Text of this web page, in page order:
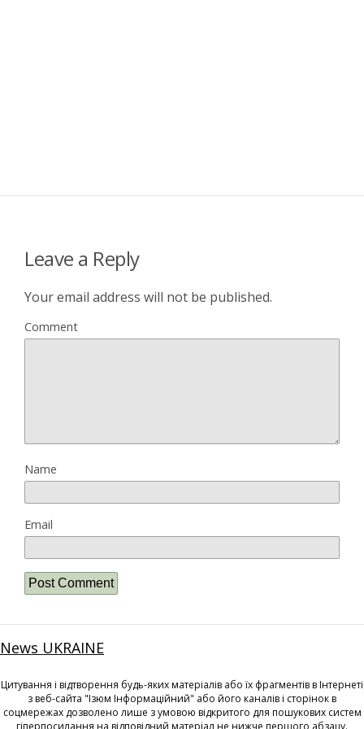
Leave a Reply
Your email address will not be published.
Comment
Name
Email
News UKRAINE
Цитування і відтворення будь-яких матеріалів або їх фрагментів в Інтернеті
з веб-сайта "Ізюм Інформаційний" або його каналів і сторінок в
соцмережах дозволено лише з умовою відкритого для пошукових систем